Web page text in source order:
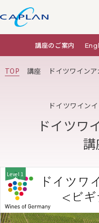
講座のご案内
TOP 講座 ドイツワイン
ドイツワイン
ドイツワ
Level 1